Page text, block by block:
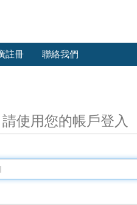
註冊 聯絡我們
請使用您的帳戶登入